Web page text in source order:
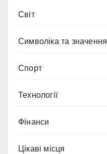
Світ
Символіка та значення
Спорт
Технології
Фінанси
Цікаві місця